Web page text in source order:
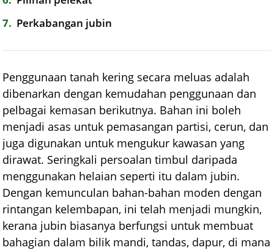
7
Perkabangan jubin
Penggunaan tanah kering secara meluas adalah
dibenarkan dengan kemudahan penggunaan dan
pelbagai kemasan berikutnya. Bahan ini boleh
menjadi asas untuk pemasangan partisi, cerun, dan
juga digunakan untuk mengukur kawasan yang
dirawat. Seringkali persoalan timbul daripada
menggunakan helaian seperti itu dalam jubin.
Dengan kemunculan bahan-bahan moden dengan
rintangan kelembapan, ini telah menjadi mungkin,
kerana jubin biasanya berfungsi untuk membuat
bahagian dalam bilik mandi, tandas, dapur, di mana